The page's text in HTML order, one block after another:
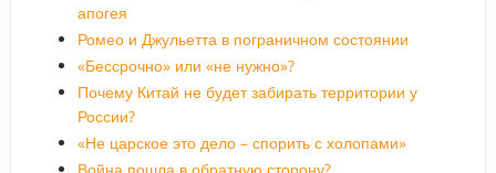
апогея
Ромео и Джульетта в пограничном состоянии
«Бессрочно» или «не нужно»?
Почему Китай не будет забирать территории у
России?
«Не царское это дело – спорить с холопами»